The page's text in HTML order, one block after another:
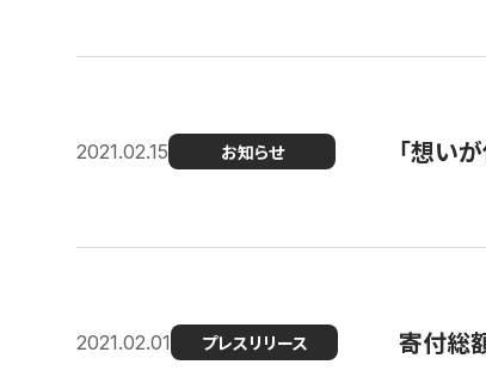
2021.02.15 お知らせ 「想い
2021.02.01 プレスリリース 寄付総